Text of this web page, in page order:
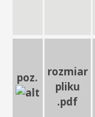
poz.
rozmiar
pliku
.pdf